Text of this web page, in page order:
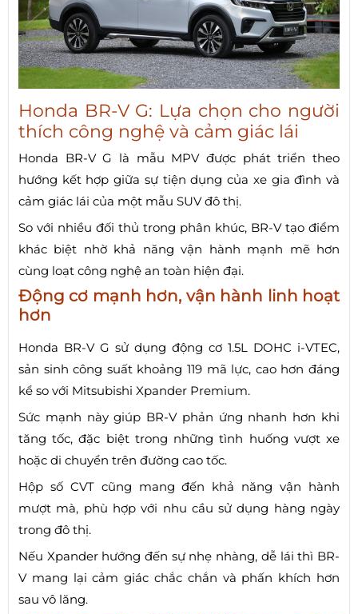
Honda BR-V G: Lựa chọn cho người
thích công nghệ và cảm giác lái
Honda BR-V G là mẫu MPV được phát triển theo
hướng kết hợp giữa sự tiện dụng của xe gia đình và
cảm giác lái của một mẫu SUV đô thị.
So với nhiều đối thủ trong phân khúc, BR-V tạo điểm
khác biệt nhờ khả năng vận hành mạnh mẽ hơn
cùng loạt công nghệ an toàn hiện đại.
Động cơ mạnh hơn, vận hành linh hoạt
hơn
Honda BR-V G sử dụng động cơ 1.5L DOHC i-VTEC,
sản sinh công suất khoảng 119 mã lực, cao hơn đáng
kể so với Mitsubishi Xpander Premium.
Sức mạnh này giúp BR-V phản ứng nhanh hơn khi
tăng tốc, đặc biệt trong những tình huống vượt xe
hoặc di chuyển trên đường cao tốc.
Hộp số CVT cũng mang đến khả năng vận hành
mượt mà, phù hợp với nhu cầu sử dụng hàng ngày
trong đô thị.
Nếu Xpander hướng đến sự nhẹ nhàng, dễ lái thì BR-
V mang lại cảm giác chắc chắn và phấn khích hơn
sau vô lăng.